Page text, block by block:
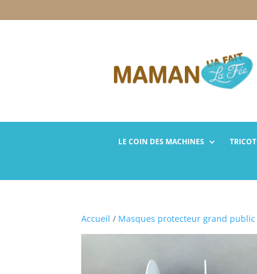
LE COIN DES MACHINES TRICOT
Accueil / Masques protecteur grand public